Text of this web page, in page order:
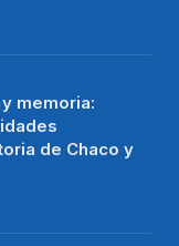
memoria:
de Chaco y